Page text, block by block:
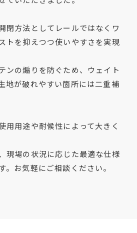
閉方法としてレールではなくワ
トを抑えつつ使いやすさを実現
ンの煽りを防ぐため、ウェイト
地が破れやすい箇所には二重補
用用途や耐候性によって大きく
現場の状況に応じた最適な仕様
。お気軽にご相談ください。